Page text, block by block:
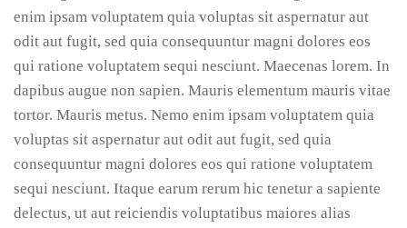
enim ipsam voluptatem quia voluptas sit aspernatur aut
odit aut fugit, sed quia consequuntur magni dolores eos
qui ratione voluptatem sequi nesciunt. Maecenas lorem. In
dapibus augue non sapien. Mauris elementum mauris vitae
tortor. Mauris metus. Nemo enim ipsam voluptatem quia
voluptas sit aspernatur aut odit aut fugit, sed quia
consequuntur magni dolores eos qui ratione voluptatem
sequi nesciunt. Itaque earum rerum hic tenetur a sapiente
delectus, ut aut reiciendis voluptatibus maiores alias